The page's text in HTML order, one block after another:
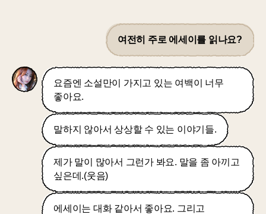
여전히 주로 에세이를 읽나요?
요즘엔 소설만이 가지고 있는 여백이 너무
좋아요.
말하지 않아서 상상할 수 있는 이야기들.
제가 말이 많아서 그런가 봐요. 말을 좀 아끼고
싶은데.(웃음)
에세이는 대화 같아서 좋아요. 그리고